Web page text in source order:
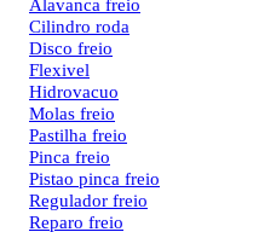
Alavanca freio
Cilindro roda
Disco freio
Flexivel
Hidrovacuo
Molas freio
Pastilha freio
Pinca freio
Pistao pinca freio
Regulador freio
Reparo freio